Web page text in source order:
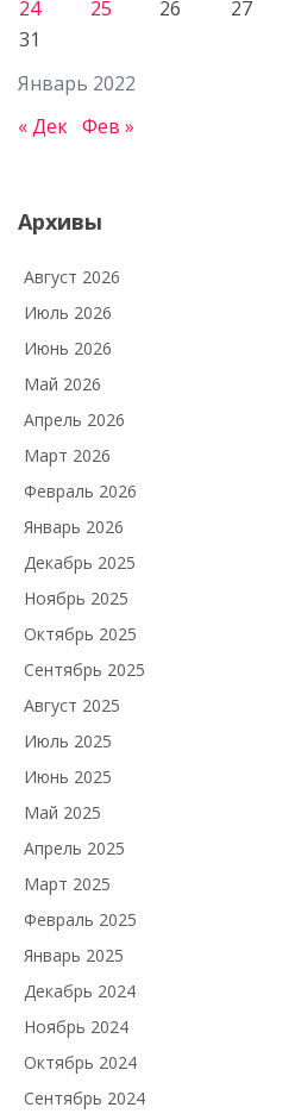
Январь 2022
24
25 26 27
31
« Дек Фев »
Архивы
Август 2026
Июль 2026
Июнь 2026
Май 2026
Апрель 2026
Март 2026
Февраль 2026
Январь 2026
Декабрь 2025
Ноябрь 2025
Октябрь 2025
Сентябрь 2025
Август 2025
Июль 2025
Июнь 2025
Май 2025
Апрель 2025
Март 2025
Февраль 2025
Январь 2025
Декабрь 2024
Ноябрь 2024
Октябрь 2024
Сентябрь 2024